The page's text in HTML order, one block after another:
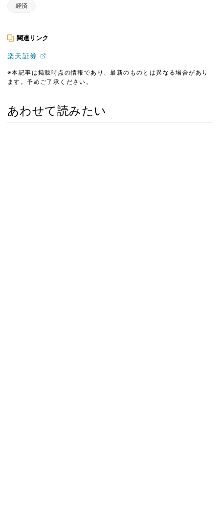
経済
関連リンク
楽天証券
※本記事は掲載時点の情報であり、最新のものとは異なる場合があり
ます。予めご了承ください。
あわせて読みたい